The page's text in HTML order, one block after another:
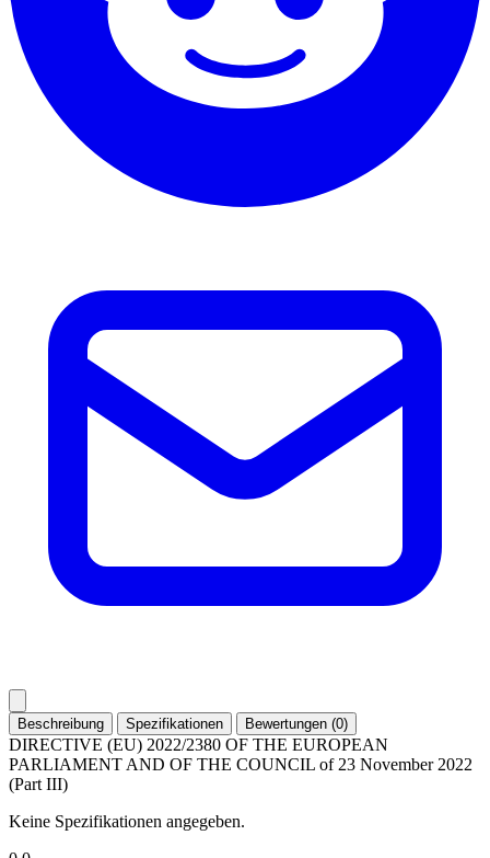
Beschreibung Spezifikationen Bewertungen (0)
DIRECTIVE (EU) 2022/2380 OF THE EUROPEAN
PARLIAMENT AND OF THE COUNCIL of 23 November 2022
(Part III)
Keine Spezifikationen angegeben.